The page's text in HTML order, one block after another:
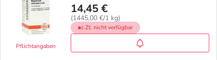
Pflichtangaben
14,45 €
(1445,00 €/1 kg)
z.Zt. nicht verfügbar